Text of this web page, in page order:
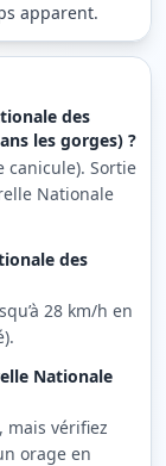
apparent.
des
les gorges) ?
canicule). Sortie
Nationale
des
28 km/h en
Nationale
mais vérifiez
orage en